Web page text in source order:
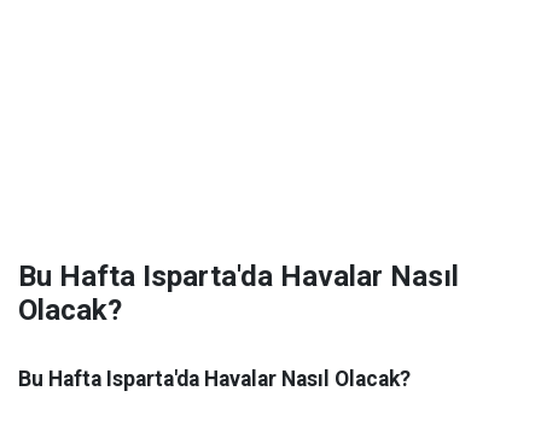
Bu Hafta Isparta'da Havalar Nasıl
Olacak?
Bu Hafta Isparta'da Havalar Nasıl Olacak?